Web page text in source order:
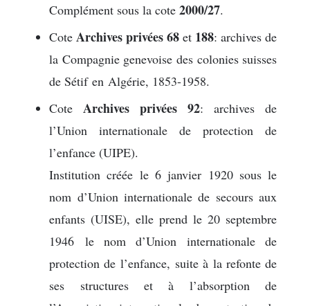
Complément sous la cote2000/27.
CoteArchives privées 68 et 188: archives de
la Compagnie genevoise des colonies suisses
de Sétif en Algérie, 1853-1958.
CoteArchives privées 92: archives de
l’Union internationale de protection de
l’enfance (UIPE).
Institution créée le 6 janvier 1920 sous le
nom d’Union internationale de secours aux
enfants (UISE), elle prend le 20 septembre
1946 le nom d’Union internationale de
protection de l’enfance, suite à la refonte de
ses structures et à l’absorption de